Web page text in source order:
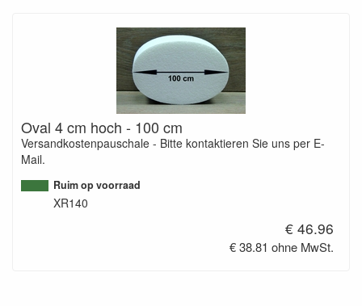
Oval 4 cm hoch - 100 cm
Versandkostenpauschale - Bitte kontaktieren Sie uns per E-
Mail.
Ruim op voorraad
XR140
€ 46.96
€ 38.81 ohne MwSt.